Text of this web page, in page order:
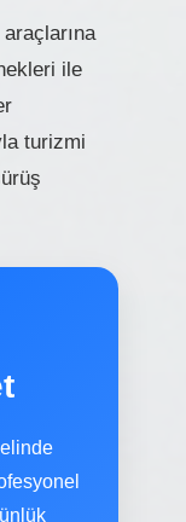
ile
turizmi